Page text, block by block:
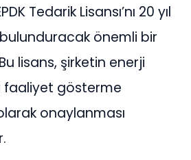
Tedarik Lisansı’nı 20 yıl
önemli bir
lisans, şirketin enerji
faaliyet gösterme
onaylanması